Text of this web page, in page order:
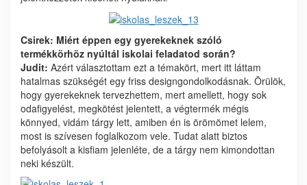
Csirek: Miért éppen egy gyerekeknek szóló
termékkörhöz nyúltál iskolai feladatod során?
Judit: Azért választottam ezt a témakört, mert itt láttam
hatalmas szükségét egy friss designgondolkodásnak. Örülök,
hogy gyerekeknek tervezhettem, mert amellett, hogy sok
odafigyelést, megkötést jelentett, a végtermék mégis
könnyed, vidám tárgy lett, amiben én is örömömet lelem,
most is szívesen foglalkozom vele. Tudat alatt biztos
befolyásolt a kisfiam jelenléte, de a tárgy nem kimondottan
neki készült.